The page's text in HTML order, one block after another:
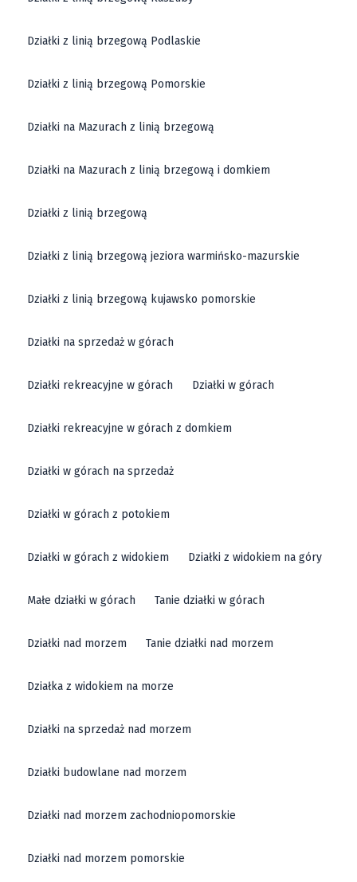
Działki z linią brzegową Podlaskie
Działki z linią brzegową Pomorskie
Działki na Mazurach z linią brzegową
Działki na Mazurach z linią brzegową i domkiem
Działki z linią brzegową
Działki z linią brzegową jeziora warmińsko-mazurskie
Działki z linią brzegową kujawsko pomorskie
Działki na sprzedaż w górach
Działki rekreacyjne w górach Działki w górach
Działki rekreacyjne w górach z domkiem
Działki w górach na sprzedaż
Działki w górach z potokiem
Działki w górach z widokiem Działki z widokiem na góry
Małe działki w górach Tanie działki w górach
Działki nad morzem Tanie działki nad morzem
Działka z widokiem na morze
Działki na sprzedaż nad morzem
Działki budowlane nad morzem
Działki nad morzem zachodniopomorskie
Działki nad morzem pomorskie